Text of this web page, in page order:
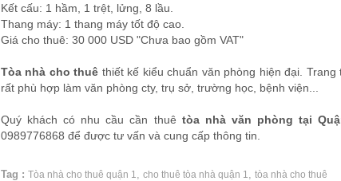
Kết cấu: 1 hầm, 1 trệt, lửng, 8 lầu.
Thang máy: 1 thang máy tốt độ cao.
Giá cho thuê: 30 000 USD "Chưa bao gồm VAT"
Tòa nhà cho thuê thiết kế kiểu chuẩn văn phòng hiện đại.
rất phù hợp làm văn phòng cty, trụ sở, trường học, bệnh viện...
Quý khách có nhu cầu cần thuê tòa nhà văn phòng tại
0989776868 để được tư vấn và cung cấp thông tin.
Tag : Tòa nhà cho thuê quận 1 cho thuê tòa nhà quận 1 tòa nhà cho thuê